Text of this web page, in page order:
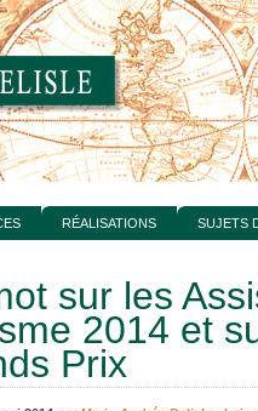
RÉALISATIONS SUJETS
sur les
2014 et
Prix